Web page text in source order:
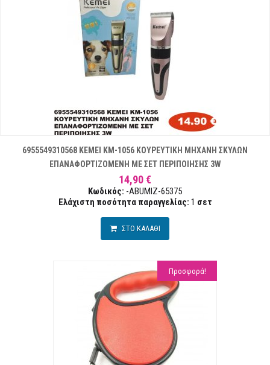
6955549310568 KEMEI KM-1056 ΚΟΥΡΕΥΤΙΚΗ ΜΗΧΑΝΗ ΣΚΥΛΩΝ
ΕΠΑΝΑΦΟΡΤΙΖΟΜΕΝΗ ΜΕ ΣΕΤ ΠΕΡΙΠΟΙΗΣΗΣ 3W
14,90 €
Κωδικός: -ABUMIZ-65375
Ελάχιστη ποσότητα παραγγελίας: 1 σετ
ΣΤΟ ΚΑΛΑΘΙ
Προσφορά!